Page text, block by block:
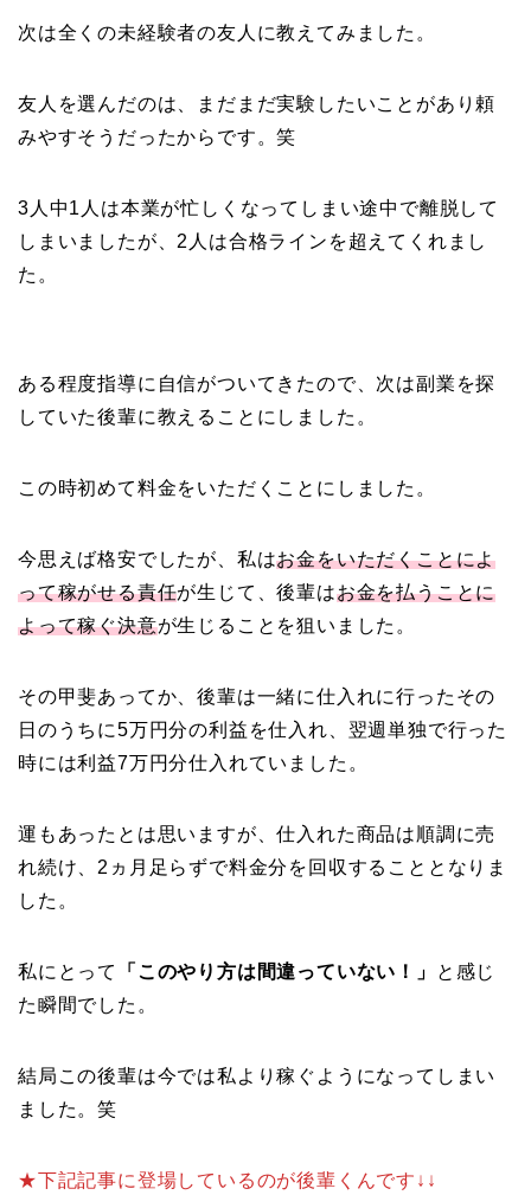
次は全くの未経験者の友人に教えてみました。
友人を選んだのは、まだまだ実験したいことがあり頼
みやすそうだったからです。笑
3人中1人は本業が忙しくなってしまい途中で離脱して
しまいましたが、2人は合格ラインを超えてくれまし
た。
ある程度指導に自信がついてきたので、次は副業を探
していた後輩に教えることにしました。
この時初めて料金をいただくことにしました。
今思えば格安でしたが、私はお金をいただくことによ
って稼がせる責任が生じて、後輩はお金を払うことに
よって稼ぐ決意が生じることを狙いました。
その甲斐あってか、後輩は一緒に仕入れに行ったその
日のうちに5万円分の利益を仕入れ、翌週単独で行った
時には利益7万円分仕入れていました。
運もあったとは思いますが、仕入れた商品は順調に売
れ続け、2ヵ月足らずで料金分を回収することとなりま
した。
私にとって 「このやり方は間違っていない！」
と感じ
た瞬間でした。
結局この後輩は今では私より稼ぐようになってしまい
ました。笑
★下記記事に登場しているのが後輩くんです↓↓